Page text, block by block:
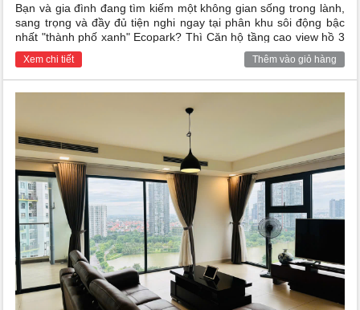
Bạn và gia đình đang tìm kiếm một không gian sống trong lành,
sang trọng và đầy đủ tiện nghi ngay tại phân khu sôi động bậc
nhất "thành phố xanh" Ecopark? Thì Căn hộ tầng cao view hồ 3
phòng ngủ tại tòa Lake 2 Aquabay Ecopark full đồ với mức giá
cực kỳ hấp dẫn trên chính là lựa chọn tốt nhất cho bạn và gia
đình.
Xem chi tiết Thêm vào giỏ hàng